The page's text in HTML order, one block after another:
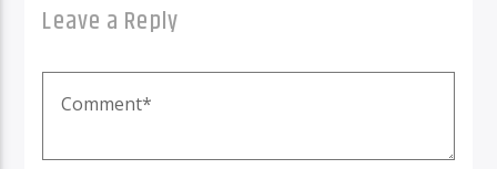
Leave a Reply